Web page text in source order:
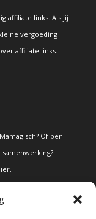
affiliate links. Als jij
vergoeding
affiliate links.
Of ben
.